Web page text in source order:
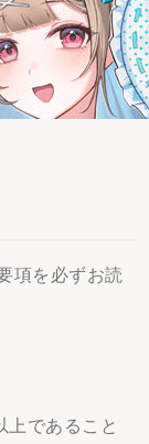
項を必ずお読
上であること